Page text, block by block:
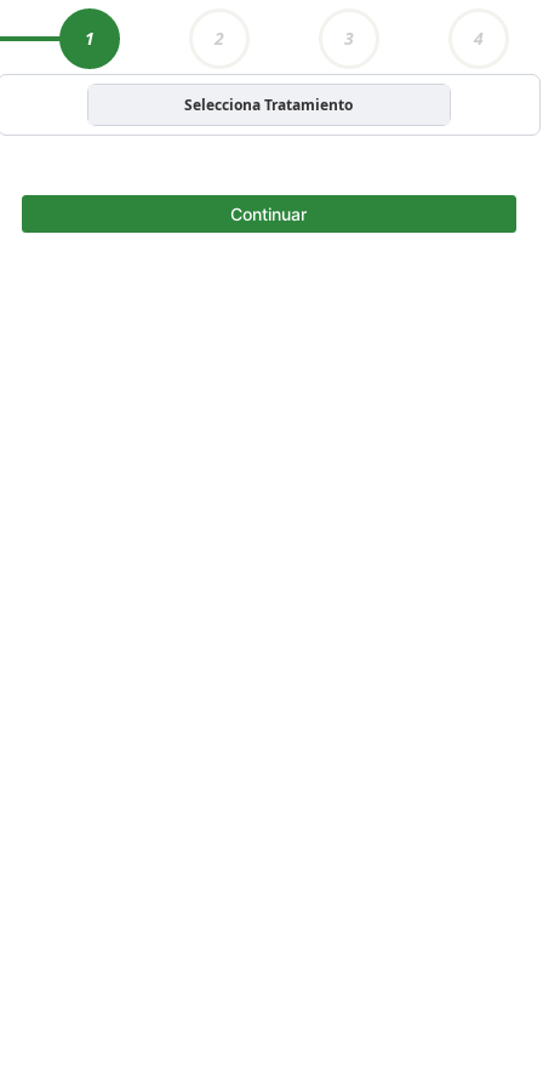
1 2 3 4
Selecciona Tratamiento
Continuar